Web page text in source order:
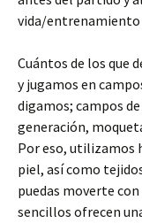
vida/entrenamiento
Cuántos de los que
y jugamos en
digamos; campos
generación,
Por eso, utilizamos
piel, así como
puedas moverte
sencillos ofrecen